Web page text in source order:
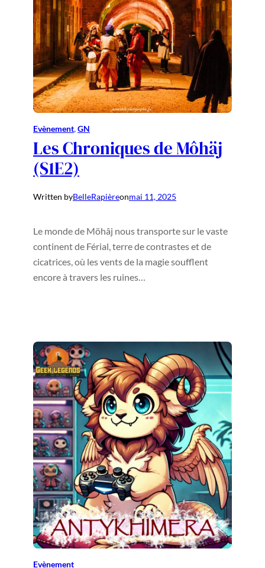
Evènement, GN
Les Chroniques de Môhäj
(S1E2)
Written byBelleRapièreonmai 11, 2025
Le monde de Möhâj nous transporte sur le vaste
continent de Férial, terre de contrastes et de
cicatrices, où les vents de la magie soufflent
encore à travers les ruines…
Evènement